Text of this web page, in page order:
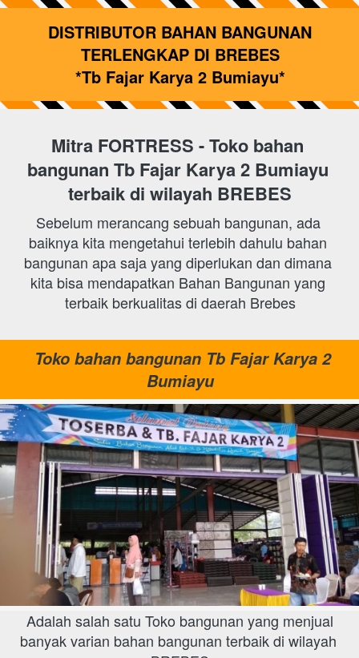
TERLENGKAP DI BREBES
*Tb Fajar Karya 2 Bumiayu*
Mitra FORTRESS - Toko bahan
bangunan Tb Fajar Karya 2 Bumiayu
terbaik di wilayah BREBES
Sebelum merancang sebuah bangunan, ada
baiknya kita mengetahui terlebih dahulu bahan
bangunan apa saja yang diperlukan dan dimana
kita bisa mendapatkan Bahan Bangunan yang
terbaik berkualitas di daerah Brebes
Toko bahan bangunan Tb Fajar Karya 2
Bumiayu
banyak varian bahan bangunan terbaik di wilayah